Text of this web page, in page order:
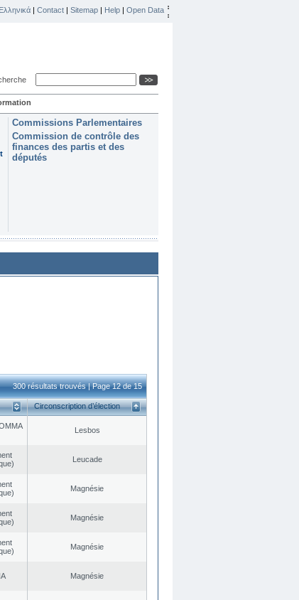
Ελληνικά | Contact | Sitemap | Help | Open Data
Commissions Parlementaires
Commission de contrôle des
finances des partis et des
députés
300 résultats trouvés | Page 12 de 15
Circonscription d’élection
Lesbos
Leucade
Magnésie
Magnésie
Magnésie
Magnésie